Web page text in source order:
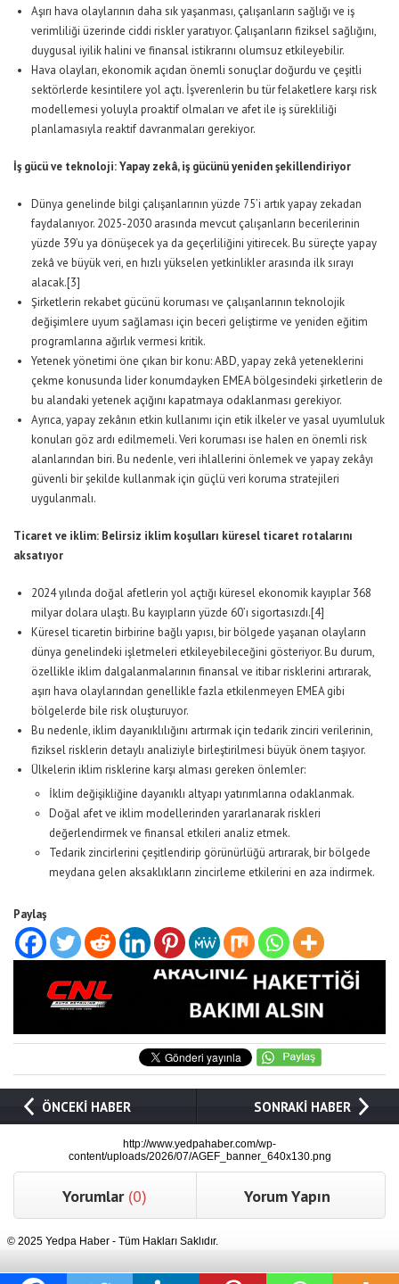
Aşırı hava olaylarının daha sık yaşanması, çalışanların sağlığı ve iş
verimliliği üzerinde ciddi riskler yaratıyor. Çalışanların fiziksel sağlığını,
duygusal iyilik halini ve finansal istikrarını olumsuz etkileyebilir.
Hava olayları, ekonomik açıdan önemli sonuçlar doğurdu ve çeşitli
sektörlerde kesintilere yol açtı. İşverenlerin bu tür felaketlere karşı risk
modellemesi yoluyla proaktif olmaları ve afet ile iş sürekliliği
planlamasıyla reaktif davranmaları gerekiyor.
İş gücü ve teknoloji: Yapay zekâ, iş gücünü yeniden şekillendiriyor
Dünya genelinde bilgi çalışanlarının yüzde 75’i artık yapay zekadan
faydalanıyor. 2025-2030 arasında mevcut çalışanların becerilerinin
yüzde 39’u ya dönüşecek ya da geçerliliğini yitirecek. Bu süreçte yapay
zekâ ve büyük veri, en hızlı yükselen yetkinlikler arasında ilk sırayı
alacak.[3]
Şirketlerin rekabet gücünü koruması ve çalışanlarının teknolojik
değişimlere uyum sağlaması için beceri geliştirme ve yeniden eğitim
programlarına ağırlık vermesi kritik.
Yetenek yönetimi öne çıkan bir konu: ABD, yapay zekâ yeteneklerini
çekme konusunda lider konumdayken EMEA bölgesindeki şirketlerin de
bu alandaki yetenek açığını kapatmaya odaklanması gerekiyor.
Ayrıca, yapay zekânın etkin kullanımı için etik ilkeler ve yasal uyumluluk
konuları göz ardı edilmemeli. Veri koruması ise halen en önemli risk
alanlarından biri. Bu nedenle, veri ihlallerini önlemek ve yapay zekâyı
güvenli bir şekilde kullanmak için güçlü veri koruma stratejileri
uygulanmalı.
Ticaret ve iklim: Belirsiz iklim koşulları küresel ticaret rotalarını
aksatıyor
2024 yılında doğal afetlerin yol açtığı küresel ekonomik kayıplar 368
milyar dolara ulaştı. Bu kayıpların yüzde 60’ı sigortasızdı.[4]
Küresel ticaretin birbirine bağlı yapısı, bir bölgede yaşanan olayların
dünya genelindeki işletmeleri etkileyebileceğini gösteriyor. Bu durum,
özellikle iklim dalgalanmalarının finansal ve itibar risklerini artırarak,
aşırı hava olaylarından genellikle fazla etkilenmeyen EMEA gibi
bölgelerde bile risk oluşturuyor.
Bu nedenle, iklim dayanıklılığını artırmak için tedarik zinciri verilerinin,
fiziksel risklerin detaylı analiziyle birleştirilmesi büyük önem taşıyor.
Ülkelerin iklim risklerine karşı alması gereken önlemler:
İklim değişikliğine dayanıklı altyapı yatırımlarına odaklanmak.
Doğal afet ve iklim modellerinden yararlanarak riskleri
değerlendirmek ve finansal etkileri analiz etmek.
Tedarik zincirlerini çeşitlendirip görünürlüğü artırarak, bir bölgede
meydana gelen aksaklıkların zincirleme etkilerini en aza indirmek.
Paylaş
ÖNCEKİ HABER SONRAKİ HABER
http://www.yedpahaber.com/wp-
content/uploads/2026/07/AGEF_banner_640x130.png
Yorumlar (0) Yorum Yapın
© 2025 Yedpa Haber - Tüm Hakları Saklıdır.